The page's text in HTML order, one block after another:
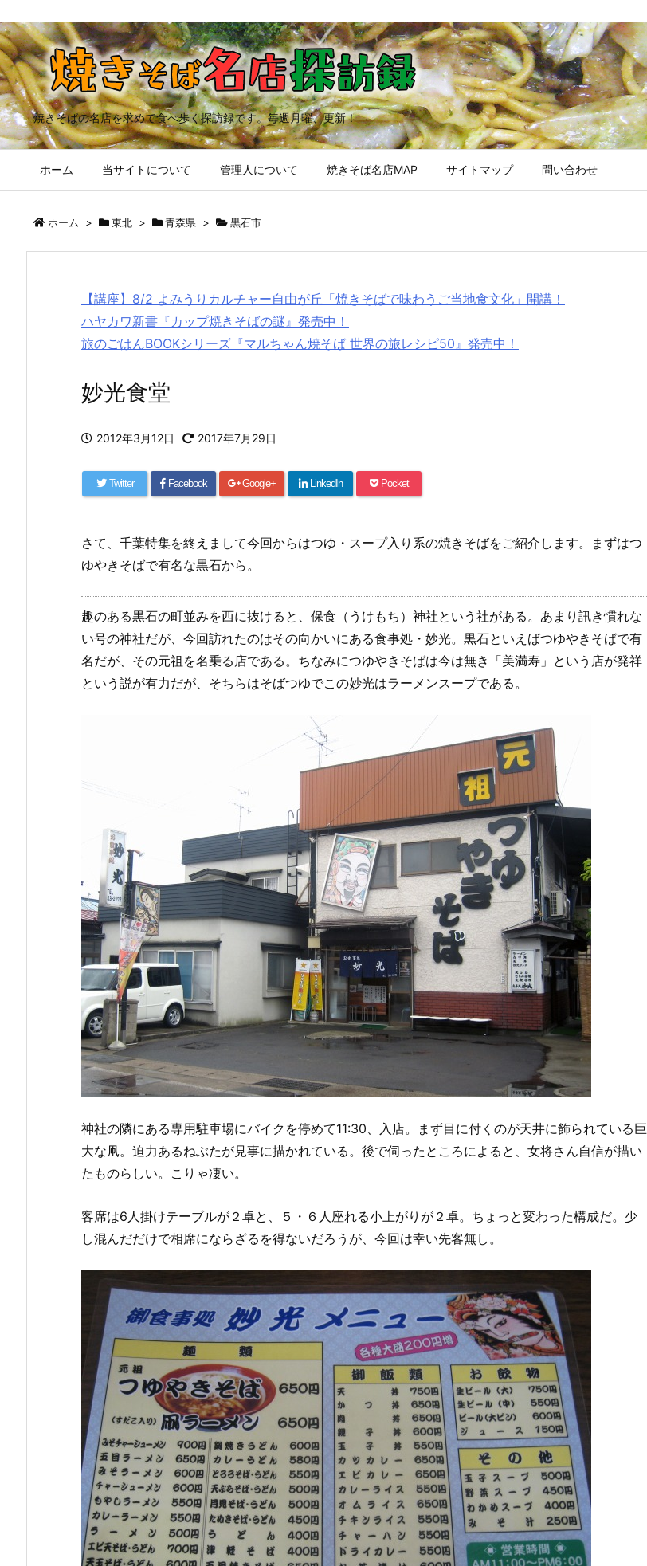
焼きそばの名店を求めて食べ歩く探訪録です。毎週月曜、更新！
ホーム 当サイトについて 管理人について 焼きそば名店MAP サイトマップ 問い合わせ
ホーム > 東北 > 青森県 > 黒石市
【講座】8/2 よみうりカルチャー自由が丘「焼きそばで味わうご当地食文化」開講！
ハヤカワ新書『カップ焼きそばの謎』発売中！
旅のごはんBOOKシリーズ『マルちゃん焼そば 世界の旅レシピ50』発売中！
妙光食堂
2012年3月12日 2017年7月29日
Twitter Facebook Google+ LinkedIn Pocket
さて、千葉特集を終えまして今回からはつゆ・スープ入り系の焼きそばをご紹介します。まずはつ
ゆやきそばで有名な黒石から。
趣のある黒石の町並みを西に抜けると、保食 （うけもち） 神社という社がある。あまり訊き慣れな
い号の神社だが、今回訪れたのはその向かいにある食事処・妙光。黒石といえばつゆやきそばで有
名だが、その元祖を名乗る店である。ちなみにつゆやきそばは今は無き「美満寿」という店が発祥
という説が有力だが、そちらはそばつゆでこの妙光はラーメンスープである。
神社の隣にある専用駐車場にバイクを停めて11:30、入店。まず目に付くのが天井に飾られている巨
大な凧。迫力あるねぶたが見事に描かれている。後で伺ったところによると、女将さん自信が描い
たものらしい。こりゃ凄い。
客席は6人掛けテーブルが２卓と、５・６人座れる小上がりが２卓。ちょっと変わった構成だ。少
し混んだだけで相席にならざるを得ないだろうが、今回は幸い先客無し。